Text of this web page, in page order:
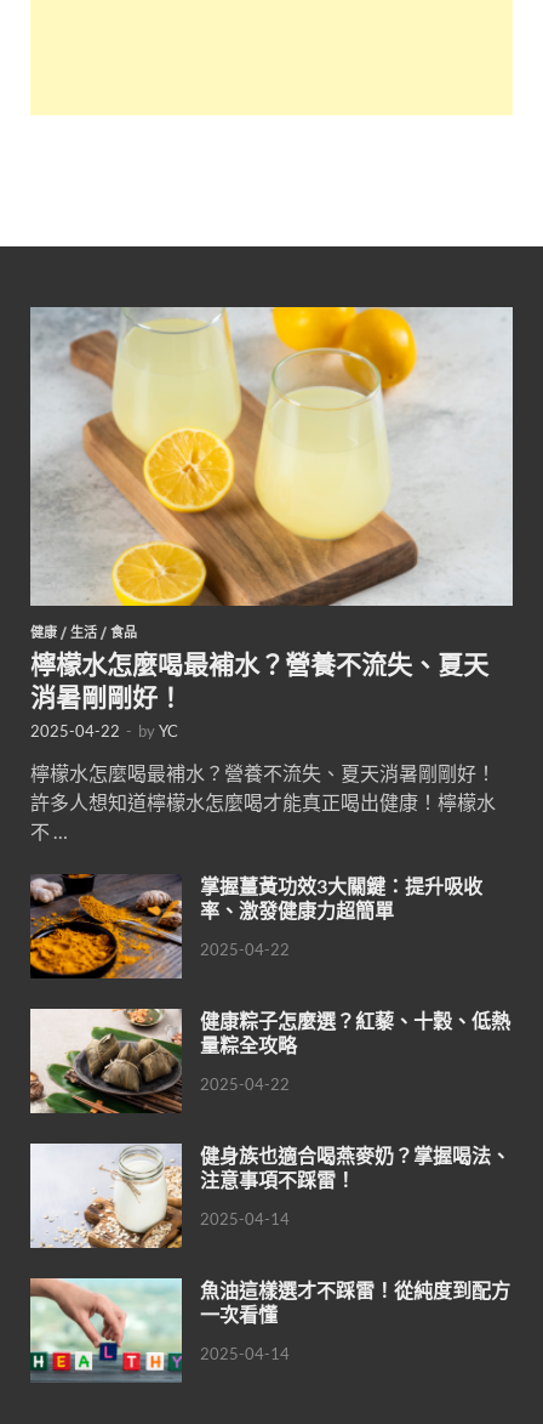
健康 / 生活 / 食品
檸檬水怎麼喝最補水？營養不流失、夏天
消暑剛剛好！
2025-04-22 - byYC
檸檬水怎麼喝最補水？營養不流失、夏天消暑剛剛好！
許多人想知道檸檬水怎麼喝才能真正喝出健康！檸檬水
不 …
掌握薑黃功效3大關鍵：提升吸收
率、激發健康力超簡單
2025-04-22
健康粽子怎麼選？紅藜、十穀、低熱
量粽全攻略
2025-04-22
健身族也適合喝燕麥奶？掌握喝法、
注意事項不踩雷！
2025-04-14
魚油這樣選才不踩雷！從純度到配方
一次看懂
2025-04-14